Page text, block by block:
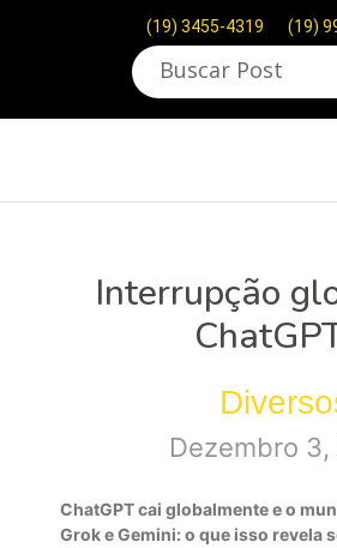
(19) 3455-4319 (19)
Interrupção
Dezembro 3,
ChatGPT cai globalmente e o
Grok e Gemini: o que isso revela